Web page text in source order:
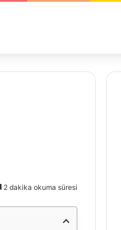
2 dakika okuma süresi